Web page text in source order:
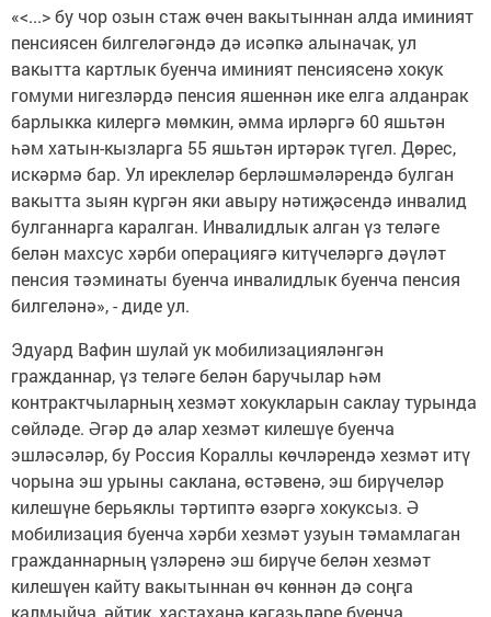
«<...> бу чор озын стаж өчен вакытыннан алда иминият
пенсиясен билгеләгәндә дә исәпкә алыначак, ул
вакытта картлык буенча иминият пенсиясенә хокук
гомуми нигезләрдә пенсия яшеннән ике елга алданрак
барлыкка килергә мөмкин, әмма ирләргә 60 яшьтән
һәм хатын-кызларга 55 яшьтән иртәрәк түгел. Дөрес,
искәрмә бар. Ул иреклеләр берләшмәләрендә булган
вакытта зыян күргән яки авыру нәтиҗәсендә инвалид
булганнарга каралган. Инвалидлык алган үз теләге
белән махсус хәрби операциягә китүчеләргә дәүләт
пенсия тәэминаты буенча инвалидлык буенча пенсия
билгеләнә», - диде ул.
Эдуард Вафин шулай ук мобилизацияләнгән
гражданнар, үз теләге белән баручылар һәм
контрактчыларның хезмәт хокукларын саклау турында
сөйләде. Әгәр дә алар хезмәт килешүе буенча
эшләсәләр, бу Россия Кораллы көчләрендә хезмәт итү
чорына эш урыны саклана, өстәвенә, эш бирүчеләр
килешүне берьяклы тәртиптә өзәргә хокуксыз. Ә
мобилизация буенча хәрби хезмәт узуын тәмамлаган
гражданнарның үзләренә эш бирүче белән хезмәт
килешүен кайту вакытыннан өч көннән дә соңга
калмыйча, әйтик, хастаханә кәгазьләре буенча